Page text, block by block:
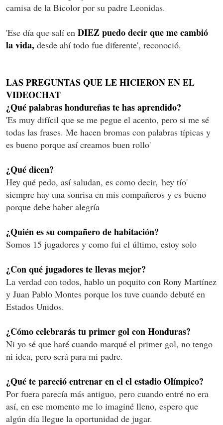
camisa de la Bicolor por su padre Leonidas.
'Ese día que salí en DIEZ puedo decir que me cambió
la vida, desde ahí todo fue diferente', reconoció.
LAS PREGUNTAS QUE LE HICIERON EN EL
VIDEOCHAT
¿Qué palabras hondureñas te has aprendido?
'Es muy difícil que se me pegue el acento, pero si me sé
todas las frases. Me hacen bromas con palabras típicas y
es bueno porque así creamos buen rollo'
¿Qué dicen?
Hey qué pedo, así saludan, es como decir, 'hey tío'
siempre hay una sonrisa en mis compañeros y es bueno
porque debe haber alegría
¿Quién es su compañero de habitación?
Somos 15 jugadores y como fui el último, estoy solo
¿Con qué jugadores te llevas mejor?
La verdad con todos, hablo un poquito con Rony Martínez
y Juan Pablo Montes porque los tuve cuando debuté en
Estados Unidos.
¿Cómo celebrarás tu primer gol con Honduras?
Ni yo sé que haré cuando marqué el primer gol, no tengo
ni idea, pero será para mi padre.
¿Qué te pareció entrenar en el el estadio Olímpico?
Por fuera parecía más antiguo, pero cuando entré no era
así, en ese momento me lo imaginé lleno, espero que
algún día llegue la oportunidad de jugar.